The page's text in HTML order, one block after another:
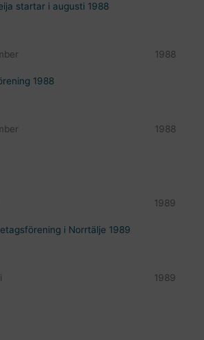
startar i augusti 1988
1988
1988
1988
1989
i Norrtälje 1989
1989